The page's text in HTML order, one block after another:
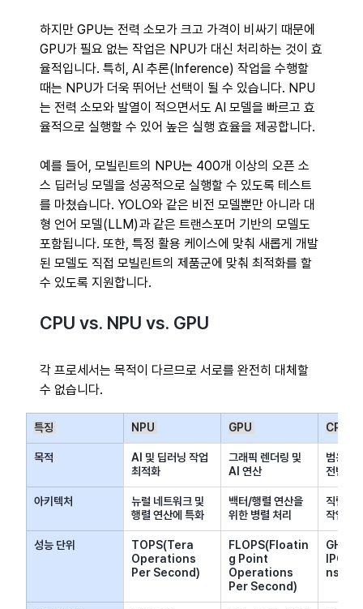
하지만 GPU는 전력 소모가 크고 가격이 비싸기 때문에
GPU가 필요 없는 작업은 NPU가 대신 처리하는 것이 효
율적입니다. 특히, AI 추론(Inference) 작업을 수행할
때는 NPU가 더욱 뛰어난 선택이 될 수 있습니다. NPU
는 전력 소모와 발열이 적으면서도 AI 모델을 빠르고 효
율적으로 실행할 수 있어 높은 실행 효율을 제공합니다.
예를 들어, 모빌린트의 NPU는 400개 이상의 오픈 소
스 딥러닝 모델을 성공적으로 실행할 수 있도록 테스트
를 마쳤습니다. YOLO와 같은 비전 모델뿐만 아니라 대
형 언어 모델(LLM)과 같은 트랜스포머 기반의 모델도
포함됩니다. 또한, 특정 활용 케이스에 맞춰 새롭게 개발
된 모델도 직접 모빌린트의 제품군에 맞춰 최적화를 할
수 있도록 지원합니다.
CPU vs. NPU vs. GPU
각 프로세서는 목적이 다르므로 서로를 완전히 대체할
수 없습니다.
특징 NPU GPU CPU
목적
AI 및 딥러닝 작업
최적화
그래픽 렌더링 및
AI 연산
범용 연
전반)
아키텍처
뉴럴 네트워크 및
행렬 연산에 특화
백터/행렬 연산을
위한 병렬 처리
직렬 처
작업 최
성능 단위
TOPS(Tera
Operations
Per Second)
FLOPS(Floatin
g Point
Operations
Per Second)
GHz &
IPC
ns